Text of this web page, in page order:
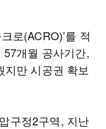
로(ACRO)’를 적
57개월 공사기간,
만 시공권 확보
구정2구역, 지난